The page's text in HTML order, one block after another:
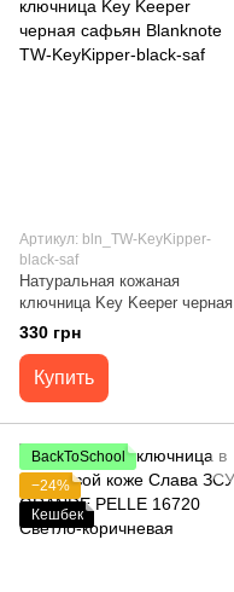
Артикул: bln_TW-KeyKipper-
black-saf
Натуральная кожаная
ключница Key Keeper черная
сафьян Blanknote TW-
KeyKipper-black-saf
330 грн
Купить
BackToSchool
−24%
Кешбек